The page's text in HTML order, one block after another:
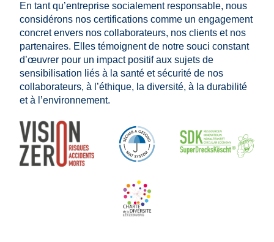
En tant qu’entreprise socialement responsable, nous
considérons nos certifications comme un engagement
concret envers nos collaborateurs, nos clients et nos
partenaires. Elles témoignent de notre souci constant
d’œuvrer pour un impact positif aux sujets de
sensibilisation liés à la santé et sécurité de nos
collaborateurs, à l’éthique, la diversité, à la durabilité
et à l’environnement.